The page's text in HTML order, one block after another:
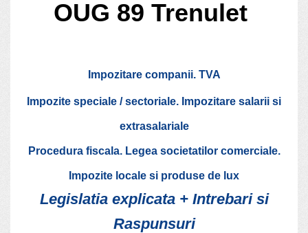
OUG 89 Trenulet
Impozitare companii. TVA
Impozite speciale / sectoriale. Impozitare salarii si
extrasalariale
Procedura fiscala. Legea societatilor comerciale.
Impozite locale si produse de lux
Legislatia explicata + Intrebari si
Raspunsuri